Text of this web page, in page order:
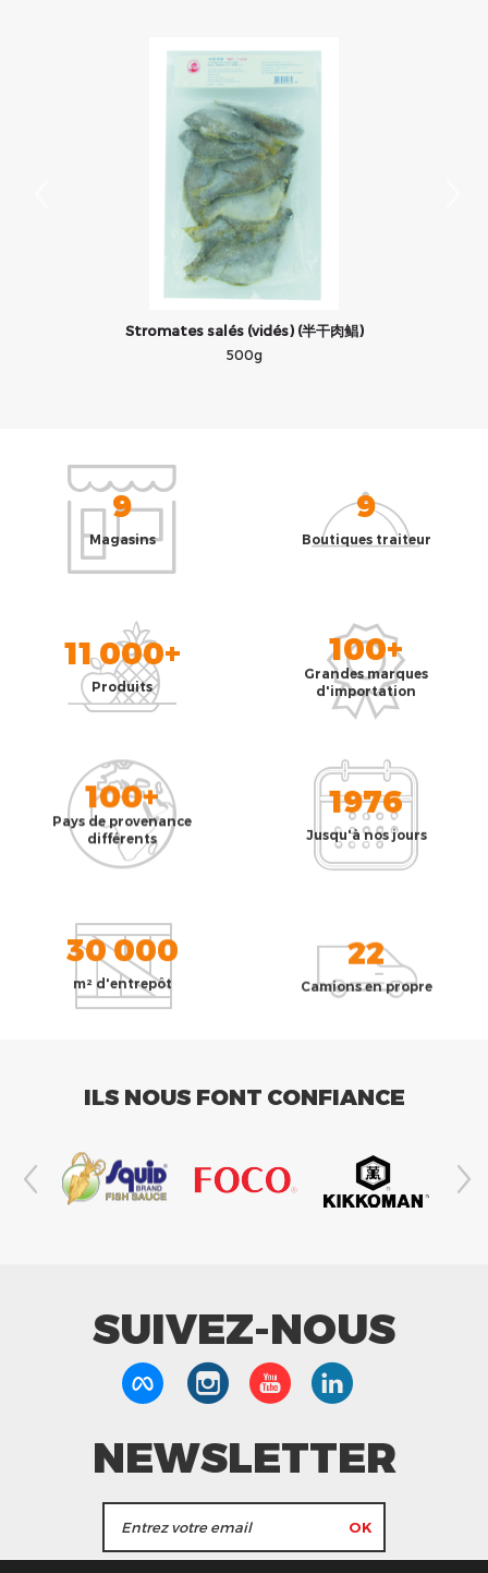
Stromates salés (vidés) (半干肉鲳)
500g
9
Magasins
9
Boutiques traiteur
11 000+
Produits
100+
Grandes marques
d'importation
100+
Pays de provenance
différents
1976
Jusqu'à nos jours
30 000
m² d'entrepôt
22
Camions en propre
ILS NOUS FONT CONFIANCE
SUIVEZ-NOUS
NEWSLETTER